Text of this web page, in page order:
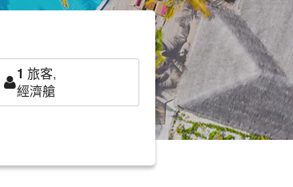
1 旅客,
經濟艙